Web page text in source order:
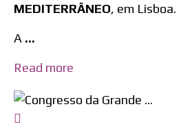
MEDITERRÂNEO, em Lisboa.
A ...
Read more